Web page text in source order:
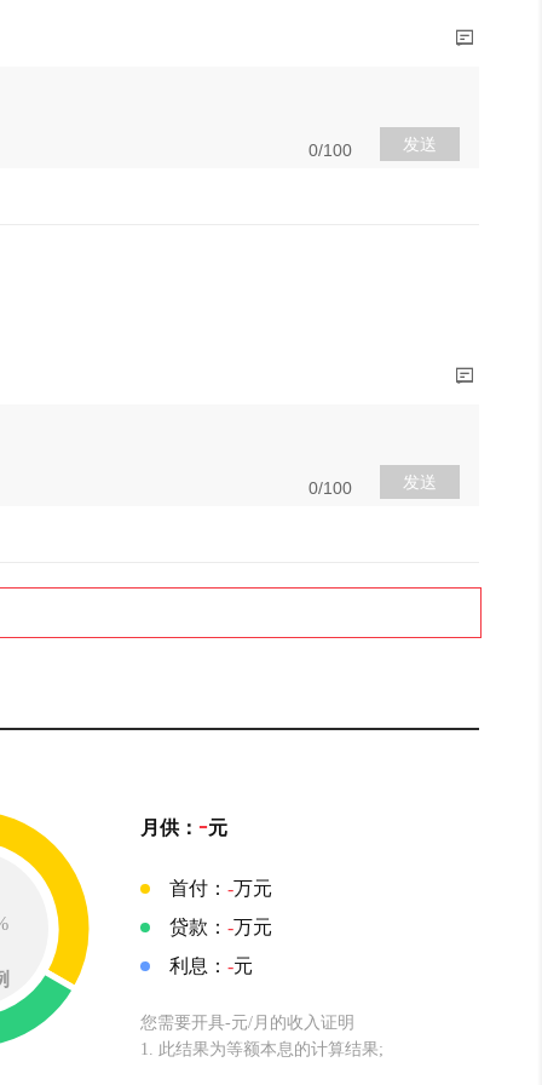
0/100 发送
0/100 发送
月供： -元
首付： -万元
贷款： -万元
利息： -元
您需要开具-元/月的收入证明
1. 此结果为等额本息的计算结果;